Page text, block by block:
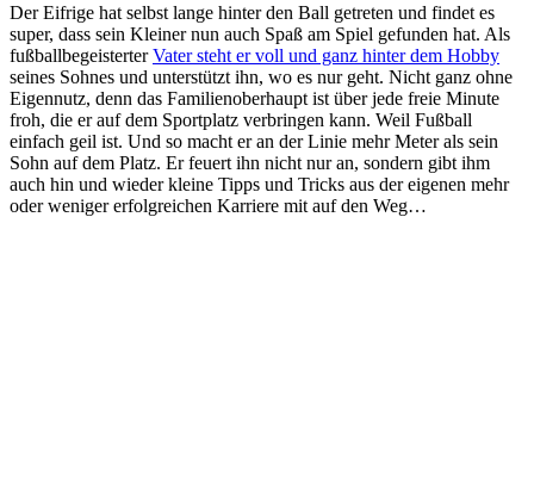
Der Eifrige hat selbst lange hinter den Ball getreten und findet es
super, dass sein Kleiner nun auch Spaß am Spiel gefunden hat. Als
fußballbegeisterterVater steht er voll und ganz hinter dem Hobby
seines Sohnes und unterstützt ihn, wo es nur geht. Nicht ganz ohne
Eigennutz, denn das Familienoberhaupt ist über jede freie Minute
froh, die er auf dem Sportplatz verbringen kann. Weil Fußball
einfach geil ist. Und so macht er an der Linie mehr Meter als sein
Sohn auf dem Platz. Er feuert ihn nicht nur an, sondern gibt ihm
auch hin und wieder kleine Tipps und Tricks aus der eigenen mehr
oder weniger erfolgreichen Karriere mit auf den Weg…